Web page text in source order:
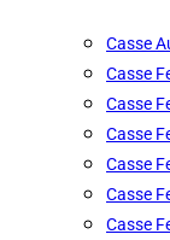
Casse
Casse
Casse
Casse
Casse
Casse
Casse